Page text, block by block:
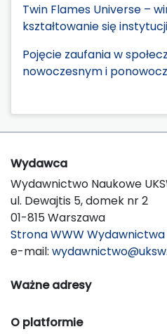
Twin Flames Universe –
kształtowanie się
Pojęcie zaufania w
nowoczesnym i
Wydawca
Wydawnictwo Naukowe
ul. Dewajtis 5, domek nr 2
01-815 Warszawa
Strona WWW Wydawnictwa
e-mail:
Ważne adresy
O platformie